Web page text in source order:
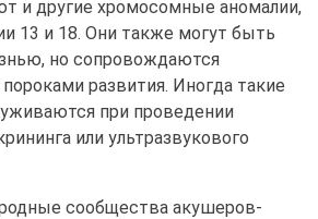
и другие хромосомные аномалии,
13 и 18. Они также могут быть
но сопровождаются
развития. Иногда такие
при проведении
или ультразвукового
сообщества акушеров-